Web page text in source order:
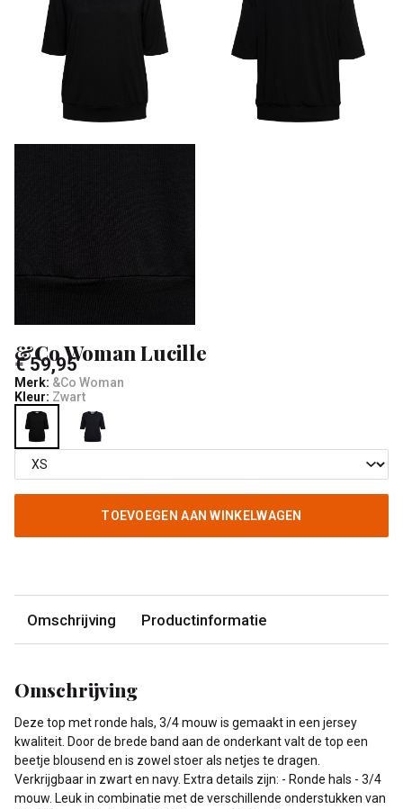
&Co Woman Lucille
€ 59,95
Merk: &Co Woman
Kleur: Zwart
TOEVOEGEN AAN WINKELWAGEN
Omschrijving Productinformatie
Omschrijving
Deze top met ronde hals, 3/4 mouw is gemaakt in een jersey
kwaliteit. Door de brede band aan de onderkant valt de top een
beetje blousend en is zowel stoer als netjes te dragen.
Verkrijgbaar in zwart en navy. Extra details zijn: - Ronde hals - 3/4
mouw. Leuk in combinatie met de verschillende onderstukken van